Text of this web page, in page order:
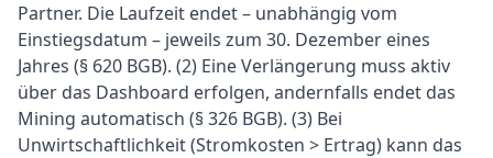
Partner. Die Laufzeit endet – unabhängig vom
Einstiegsdatum – jeweils zum 30. Dezember eines
Jahres (§ 620 BGB). (2) Eine Verlängerung muss aktiv
über das Dashboard erfolgen, andernfalls endet das
Mining automatisch (§ 326 BGB). (3) Bei
Unwirtschaftlichkeit (Stromkosten > Ertrag) kann das